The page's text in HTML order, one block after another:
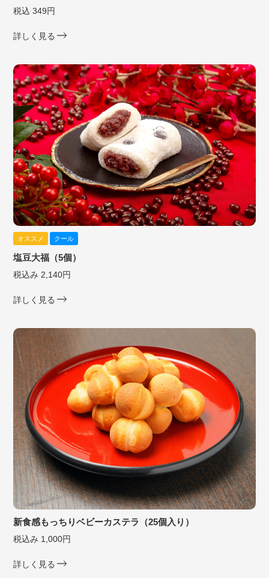
税込 349円
詳しく見る
オススメ クール
塩豆大福（5個）
税込み 2,140円
詳しく見る
新食感もっちりベビーカステラ（25個入り）
税込み 1,000円
詳しく見る